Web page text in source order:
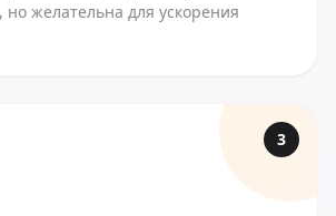
но желательна для ускорения
3